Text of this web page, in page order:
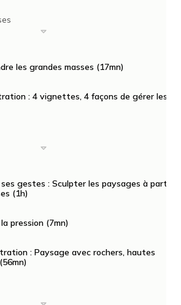
les grandes masses (17mn)
: 4 vignettes, 4 façons de gérer les
gestes : Sculpter les paysages à partir
(1h)
pression (7mn)
: Paysage avec rochers, hautes